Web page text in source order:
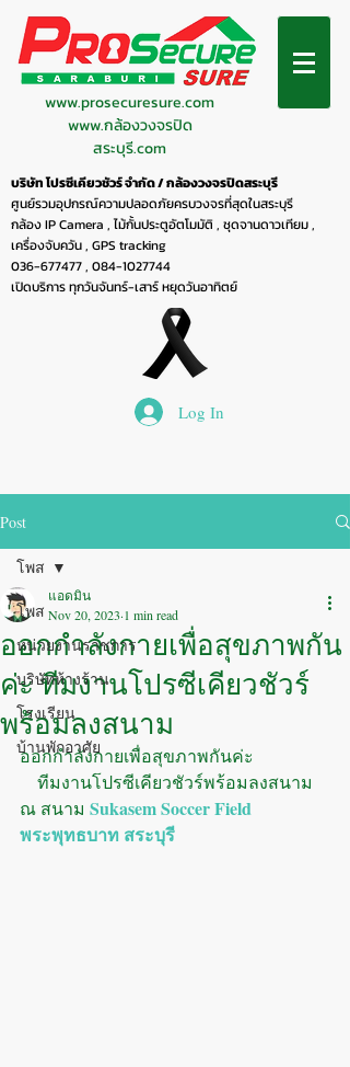
www.prosecuresure.com
www.กล้องวงจรปิด
สระบุรี.com
บริษัท โปรซีเคียวชัวร์ จำกัด / กล้องวงจรปิดสระบุรี
ศูนย์รวมอุปกรณ์ความปลอดภัยครบวงจรที่สุดในสระบุรี
กล้อง IP Camera , ไม้กั้นประตูอัตโมมัติ , ชุดจานดาวเทียม ,
เครื่องจับควัน , GPS tracking
036-677477, 084-1027744
เปิดบริการ ทุกวันจันทร์-เสาร์ หยุดวันอาทิตย์
Log In
Post
โพส
หน่วยงานราชการ
บริษัทห้างร้าน
โรงเรียน
บ้านพักอาศัย
โพส
ออกกำลังกายเพื่อสุขภาพกัน
ค่ะ ทีมงานโปรซีเคียวชัวร์
พร้อมลงสนาม
แอดมิน
Nov 20, 2023 1 min read
ออกกำลังกายเพื่อสุขภาพกันค่ะ
ณ สนาม Sukasem Soccer Field
พระพุทธบาท สระบุรี